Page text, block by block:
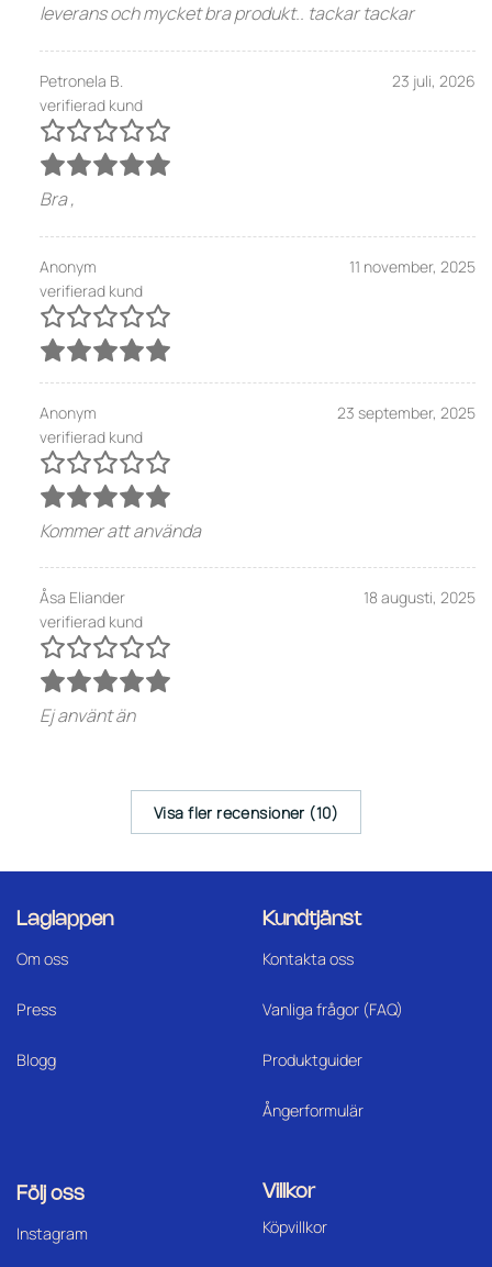
leverans och mycket bra produkt.. tackar tackar
Petronela B.
verifierad kund
23 juli, 2026
Bra ,
Anonym
verifierad kund
11 november, 2025
Anonym
verifierad kund
23 september, 2025
Kommer att använda
Åsa Eliander
verifierad kund
18 augusti, 2025
Ej använt än
Visa fler recensioner (10)
Laglappen
Om oss
Press
Blogg
Kundtjänst
Kontakta oss
Vanliga frågor (FAQ)
Produktguider
Ångerformulär
Följ oss
Instagram
Villkor
Köpvillkor